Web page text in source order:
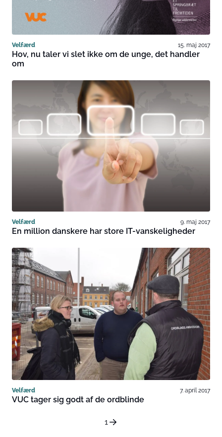
Velfærd 15. maj 2017
Hov, nu taler vi slet ikke om de unge, det handler
om
Velfærd 9. maj 2017
En million danskere har store IT-vanskeligheder
Velfærd 7. april 2017
VUC tager sig godt af de ordblinde
1